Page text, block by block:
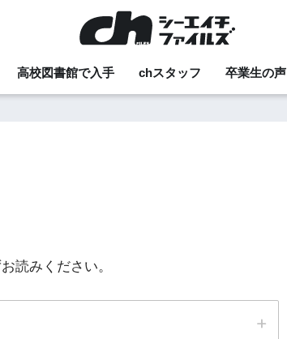
高校図書館で入手 chスタッフ 卒業生の声
読みください。